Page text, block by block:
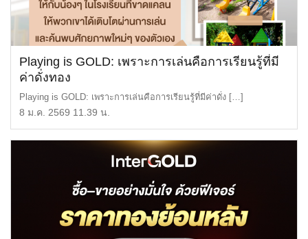
Playing is GOLD: เพราะการเล่นคือการเรียนรู้ที่มี
ค่าดั่งทอง
Playing is GOLD: เพราะการเล่นคือการเรียนรู้ที่มีค่าดั่ง […]
8 ม.ค. 2569 11.39 น.